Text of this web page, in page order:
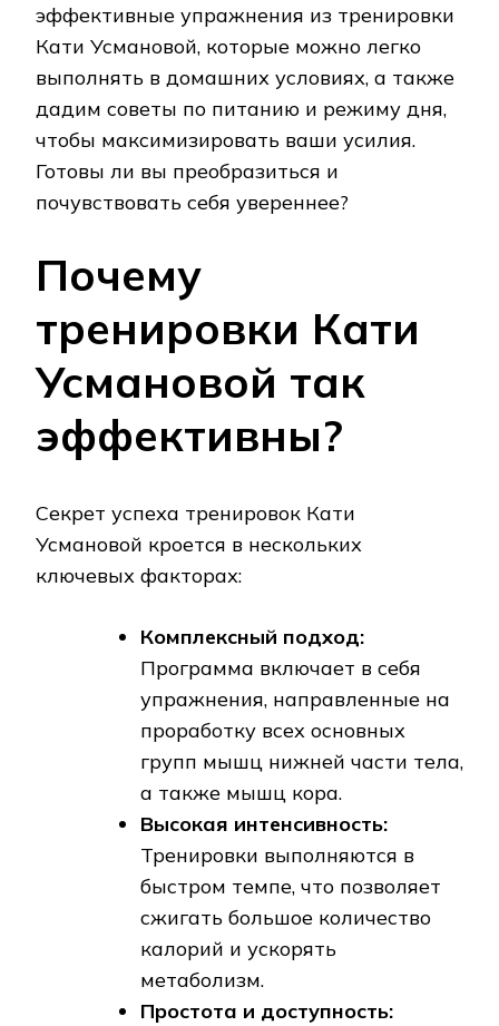
эффективные упражнения из тренировки
Кати Усмановой, которые можно легко
выполнять в домашних условиях, а также
дадим советы по питанию и режиму дня,
чтобы максимизировать ваши усилия.
Готовы ли вы преобразиться и
почувствовать себя увереннее?
Почему
тренировки Кати
Усмановой так
эффективны?
Секрет успеха тренировок Кати
Усмановой кроется в нескольких
ключевых факторах:
Комплексный подход:
Программа включает в себя
упражнения, направленные на
проработку всех основных
групп мышц нижней части тела,
а также мышц кора.
Высокая интенсивность:
Тренировки выполняются в
быстром темпе, что позволяет
сжигать большое количество
калорий и ускорять
метаболизм.
Простота и доступность: